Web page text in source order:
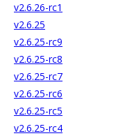
v2.6.26-rc1
v2.6.25
v2.6.25-rc9
v2.6.25-rc8
v2.6.25-rc7
v2.6.25-rc6
v2.6.25-rc5
v2.6.25-rc4